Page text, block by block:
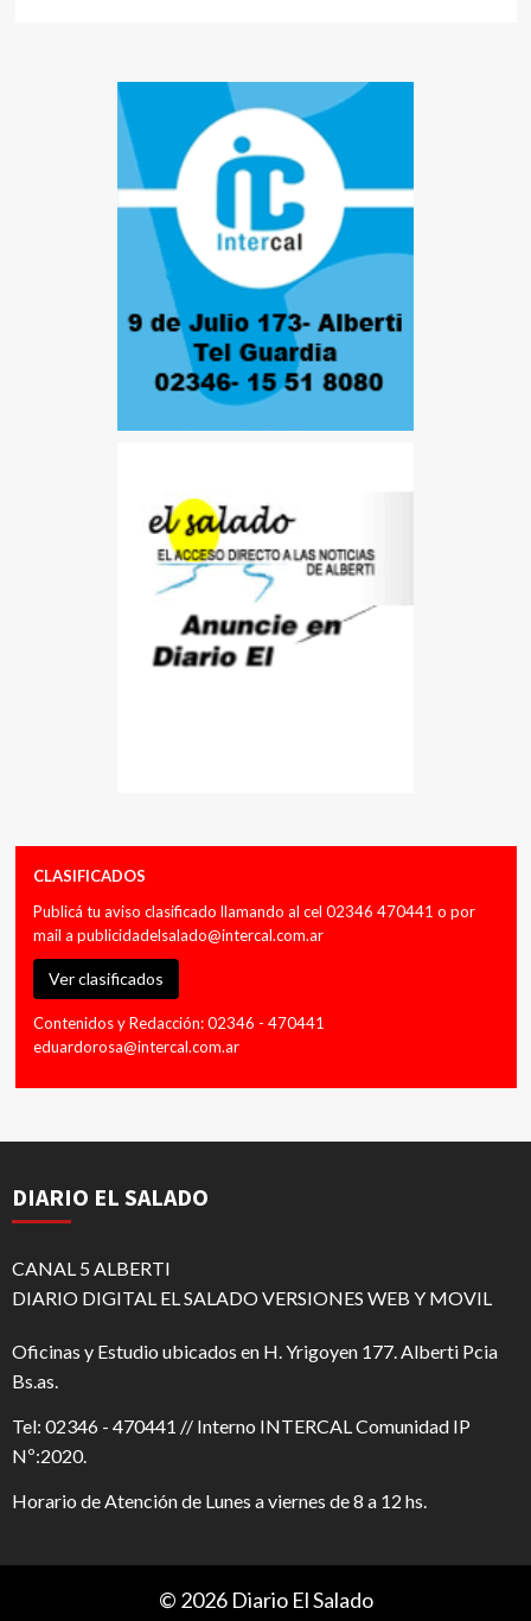
CLASIFICADOS
Publicá tu aviso clasificado llamando al cel 02346 470441 o por
mail a publicidadelsalado@intercal.com.ar
Ver clasificados
Contenidos y Redacción: 02346 - 470441
eduardorosa@intercal.com.ar
DIARIO EL SALADO
CANAL 5 ALBERTI
DIARIO DIGITAL EL SALADO VERSIONES WEB Y MOVIL
Oficinas y Estudio ubicados en H. Yrigoyen 177. Alberti Pcia
Bs.as.
Tel: 02346 - 470441 // Interno INTERCAL Comunidad IP
Nº:2020.
Horario de Atención de Lunes a viernes de 8 a 12 hs.
© 2026 Diario El Salado